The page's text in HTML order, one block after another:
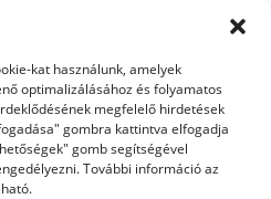
kat használunk, amelyek
optimalizálásához és folyamatos
megfelelő hirdetések
gombra kattintva elfogadja
gomb segítségével
További információ az
text Topaz trükkök